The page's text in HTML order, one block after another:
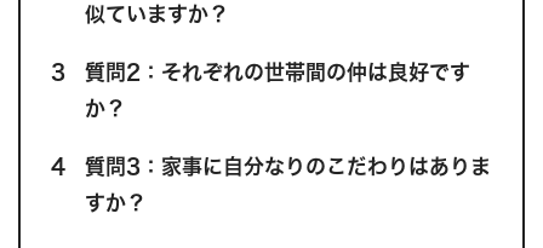
似ていますか？
3
質問2：それぞれの世帯間の仲は良好です
か？
4
質問3：家事に自分なりのこだわりはありま
すか？